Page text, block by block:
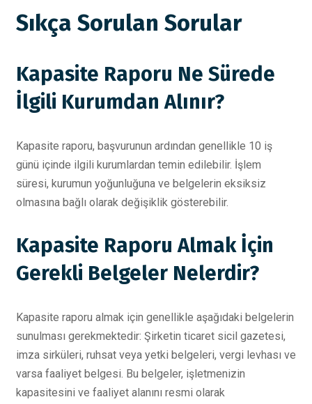
Sıkça Sorulan Sorular
Kapasite Raporu Ne Sürede
İlgili Kurumdan Alınır?
Kapasite raporu, başvurunun ardından genellikle 10 iş
günü içinde ilgili kurumlardan temin edilebilir. İşlem
süresi, kurumun yoğunluğuna ve belgelerin eksiksiz
olmasına bağlı olarak değişiklik gösterebilir.
Kapasite Raporu Almak İçin
Gerekli Belgeler Nelerdir?
Kapasite raporu almak için genellikle aşağıdaki belgelerin
sunulması gerekmektedir: Şirketin ticaret sicil gazetesi,
imza sirküleri, ruhsat veya yetki belgeleri, vergi levhası ve
varsa faaliyet belgesi. Bu belgeler, işletmenizin
kapasitesini ve faaliyet alanını resmi olarak